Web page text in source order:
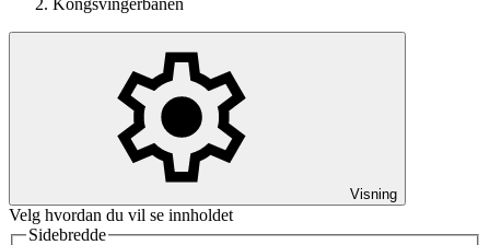
Visning
Velg hvordan du vil se innholdet
Sidebredde